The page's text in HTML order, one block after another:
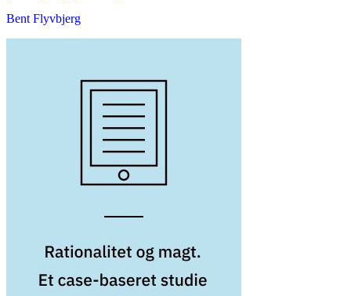
Bent Flyvbjerg